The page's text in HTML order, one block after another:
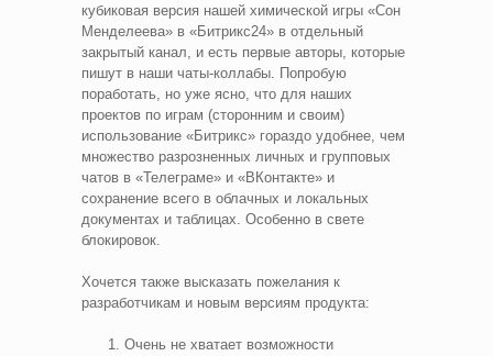
кубиковая версия нашей химической игры «Сон
Менделеева» в «Битрикс24» в отдельный
закрытый канал, и есть первые авторы, которые
пишут в наши чаты-коллабы. Попробую
поработать, но уже ясно, что для наших
проектов по играм (сторонним и своим)
использование «Битрикс» гораздо удобнее, чем
множество разрозненных личных и групповых
чатов в «Телеграме» и «ВКонтакте» и
сохранение всего в облачных и локальных
документах и таблицах. Особенно в свете
блокировок.
Хочется также высказать пожелания к
разработчикам и новым версиям продукта:
Очень не хватает возможности